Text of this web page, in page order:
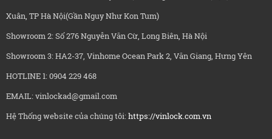
Xuân, TP Hà Nội(Gần Nguy Như Kon Tum)
Showroom 2: Số 276 Nguyễn Văn Cừ, Long Biên, Hà Nội
Showroom 3: HA2-37, Vinhome Ocean Park 2, Văn Giang, Hưng Yên
HOTLINE 1: 0904 229 468
EMAIL: vinlockad@gmail.com
Hệ Thống website của chúng tôi:https://vinlock.com.vn